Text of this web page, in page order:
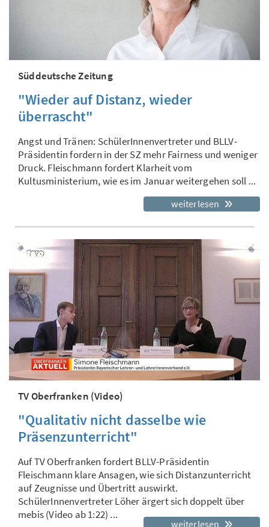
Süddeutsche Zeitung
"Wieder auf Distanz, wieder
überrascht"
Angst und Tränen: SchülerInnenvertreter und BLLV-
Präsidentin fordern in der SZ mehr Fairness und weniger
Druck. Fleischmann fordert Klarheit vom
Kultusministerium, wie es im Januar weitergehen soll ...
weiterlesen
TV Oberfranken (Video)
"Qualitativ nicht dasselbe wie
Präsenzunterricht"
Auf TV Oberfranken fordert BLLV-Präsidentin
Fleischmann klare Ansagen, wie sich Distanzunterricht
auf Zeugnisse und Übertritt auswirkt.
SchülerInnenvertreter Löher ärgert sich doppelt über
mebis (Video ab 1:22) ...
weiterlesen